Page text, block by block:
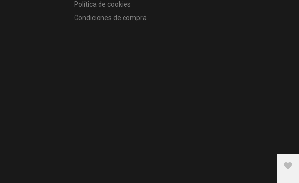
Política de cookies
Condiciones de compra